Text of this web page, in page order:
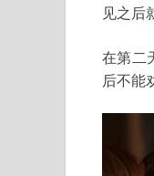
见之后
在第二
后不能